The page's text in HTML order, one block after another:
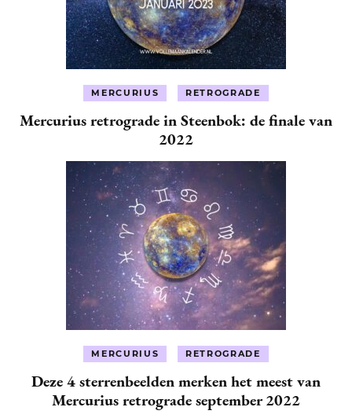
MERCURIUS RETROGRADE
Mercurius retrograde in Steenbok: de finale van
2022
MERCURIUS RETROGRADE
Deze 4 sterrenbeelden merken het meest van
Mercurius retrograde september 2022